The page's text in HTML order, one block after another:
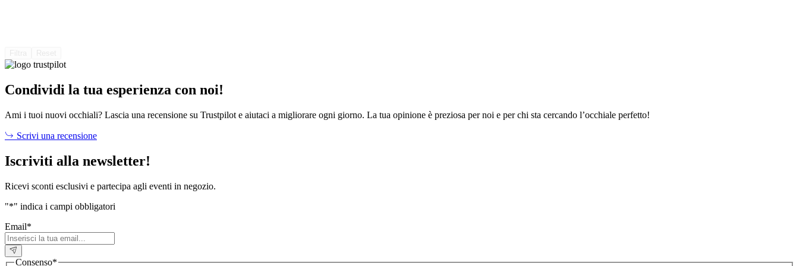
Condividi la tua esperienza con noi!
Ami i tuoi nuovi occhiali? Lascia una recensione su Trustpilot e aiutaci a migliorare ogni giorno. La tua opinione è preziosa per noi e per chi sta cercando l’occhiale perfetto!
Scrivi una recensione
Iscriviti alla newsletter!
Ricevi sconti esclusivi e partecipa agli eventi in negozio.
"*" indica i campi obbligatori
Email*
Consenso*